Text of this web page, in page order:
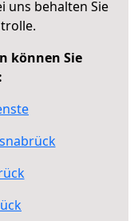
uns behalten Sie
können Sie